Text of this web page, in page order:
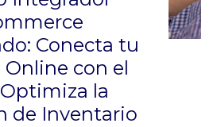
Conecta tu
con el
la
de Inventario